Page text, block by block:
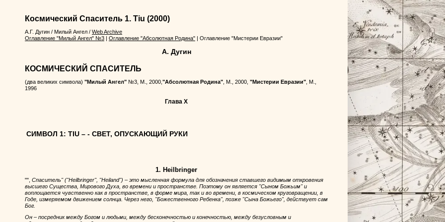
Космический Спаситель 1. Tiu (2000)
А.Г. Дугин / Милый Ангел / Web Archive
Оглавление "Милый Ангел" №3 | Оглавление "Абсолютная Родина" | Оглавление "Мистерии Евразии"
А. Дугин
КОСМИЧЕСКИЙ СПАСИТЕЛЬ
(два великих символа) "Милый Ангел" №3, М., 2000, "Абсолютная Родина" , М., 2000, "Мистерии Евразии" , М.,
1996
Глава X
СИМВОЛ 1: TIU – - СВЕТ, ОПУСКАЮЩИЙ РУКИ
1. Heilbringer
"", Спаситель" ("Heilbringer", "Heiland") – это мысленная формула для обозначения ставшего видимым откровения
высшего Существа, Мирового Духа, во времени и пространстве. Поэтому он является "Сыном Божьим" и
воплощается чувственно как в пространстве, в форме мира, так и во времени, в космическом круговращении, в
Годе, измеряемом движением солнца. Через него, "Божественного Ребенка", позже "Сына Божьего", действует сам
Бог.
Он – посредник между Богом и людьми, между бесконечностью и конечностью, между безусловным и